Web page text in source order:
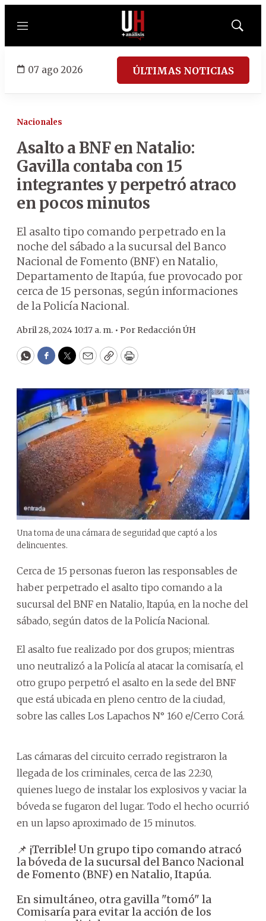
Menú
Mostrar
07 ago 2026 ÚLTIMAS NOTICIAS
Nacionales
Asalto a BNF en Natalio:
Gavilla contaba con 15
integrantes y perpetró atraco
en pocos minutos
El asalto tipo comando perpetrado en la
noche del sábado a la sucursal del Banco
Nacional de Fomento (BNF) en Natalio,
Departamento de Itapúa, fue provocado por
cerca de 15 personas, según informaciones
de la Policía Nacional.
Abril 28, 2024 10:17 a. m. • Por Redacción ÚH
WhatsApp
Facebook
Twitter
EmailCopyPrint
Una toma de una cámara de seguridad que captó a los
delincuentes.
Cerca de 15 personas fueron las responsables de
haber perpetrado el asalto tipo comando a la
sucursal del BNF en Natalio, Itapúa, en la noche del
sábado, según datos de la Policía Nacional.
El asalto fue realizado por dos grupos; mientras
uno neutralizó a la Policía al atacar la comisaría, el
otro grupo perpetró el asalto en la sede del BNF
que está ubicada en pleno centro de la ciudad,
sobre las calles Los Lapachos N° 160 e/Cerro Corá.
Las cámaras del circuito cerrado registraron la
llegada de los criminales, cerca de las 22:30,
quienes luego de instalar los explosivos y vaciar la
bóveda se fugaron del lugar. Todo el hecho ocurrió
en un lapso aproximado de 15 minutos.
📌 ¡Terrible! Un grupo tipo comando atracó
la bóveda de la sucursal del Banco Nacional
de Fomento (BNF) en Natalio, Itapúa.
En simultáneo, otra gavilla "tomó" la
Comisaría para evitar la acción de los